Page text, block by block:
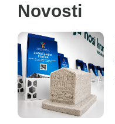
Novosti